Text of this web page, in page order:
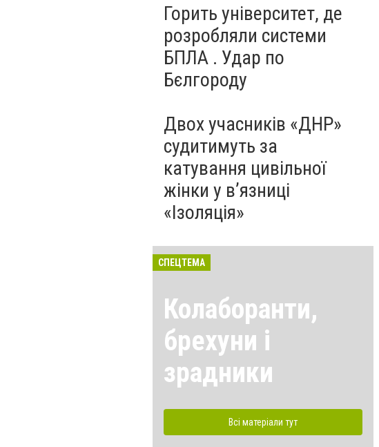
Горить університет, де
розробляли системи
БПЛА . Удар по
Бєлгороду
Двох учасників «ДНР»
судитимуть за
катування цивільної
жінки у в’язниці
«Ізоляція»
СПЕЦТЕМА
Колаборанти,
брехуни і
зрадники
Всі матеріали тут